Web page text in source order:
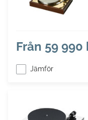
Från 59 990
Jämför